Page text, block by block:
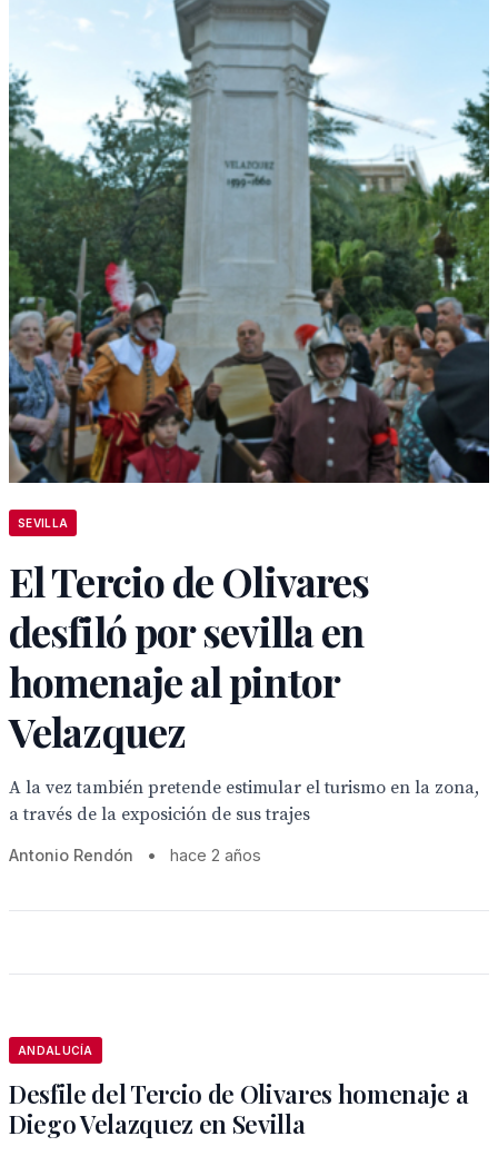
SEVILLA
El Tercio de Olivares
desfiló por sevilla en
homenaje al pintor
Velazquez
A la vez también pretende estimular el turismo en la zona,
a través de la exposición de sus trajes
Antonio Rendón • hace 2 años
ANDALUCÍA
Desfile del Tercio de Olivares homenaje a
Diego Velazquez en Sevilla